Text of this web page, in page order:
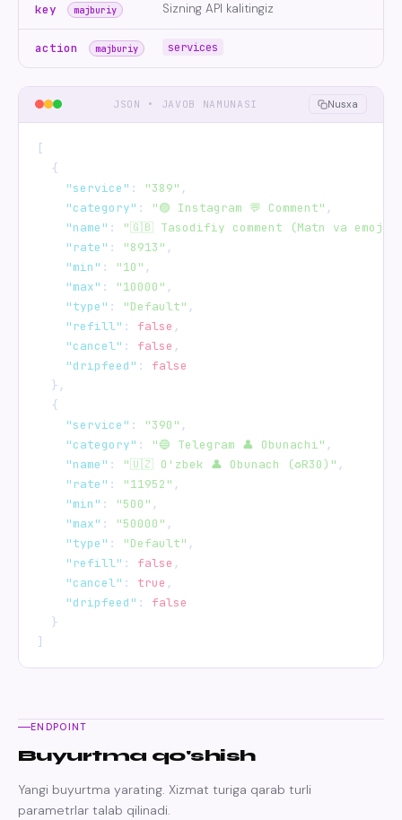
key majburiy Sizning API kalitingiz
action majburiy services
JSON • JAVOB NAMUNASI Nusxa
[
  {
"service" : "389" ,
"category" : "🟣 Instagram 💬 Comment" ,
"name" :
"🇬🇧 Tasodifiy comment (Matn va
"rate" : "8913" ,
"min" : "10" ,
"max" : "10000" ,
"type" : "Default" ,
"refill" : false ,
"cancel" : false ,
"dripfeed" : false
  },
  {
"service" : "390" ,
"category" : "🔵 Telegram 👤 Obunachi" ,
"name" : "🇺🇿 O'zbek 👤 Obunach (♻️R30)" ,
"rate" : "11952" ,
"min" : "500" ,
"max" : "50000" ,
"type" : "Default" ,
"refill" : false ,
"cancel" : true ,
"dripfeed" : false
  }
]
ENDPOINT
Buyurtma qo'shish
Yangi buyurtma yarating. Xizmat turiga qarab turli
parametrlar talab qilinadi.